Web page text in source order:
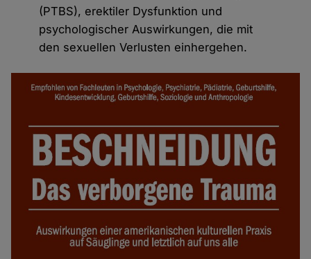
(PTBS), erektiler Dysfunktion und
psychologischer Auswirkungen, die mit
den sexuellen Verlusten einhergehen.